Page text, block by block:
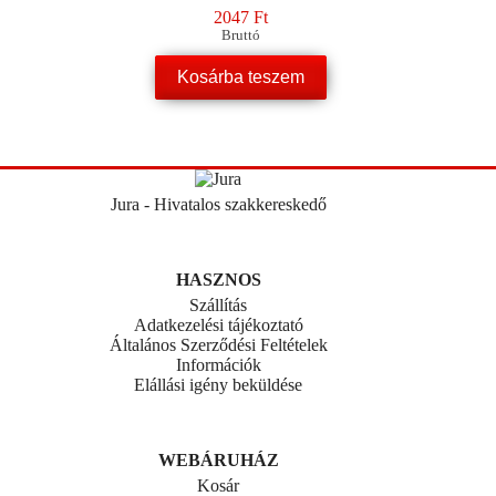
2047 Ft
Bruttó
Kosárba teszem
Jura - Hivatalos szakkereskedő
HASZNOS
Szállítás
Adatkezelési tájékoztató
Általános Szerződési Feltételek
Információk
Elállási igény beküldése
WEBÁRUHÁZ
Kosár